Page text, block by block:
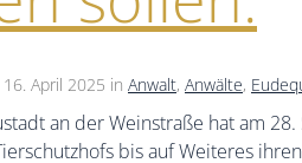
16. April 2025 in Anwalt, Anwälte,
an der Weinstraße hat am
bis auf Weiteres